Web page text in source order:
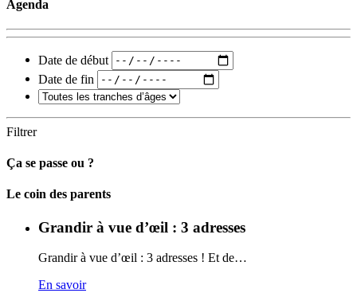
Agenda
Date de début
Date de fin
Filtrer
Ça se passe ou ?
Carto
Le coin des parents
Grandir à vue d’œil : 3 adresses
Grandir à vue d’œil : 3 adresses ! Et de…
En savoir